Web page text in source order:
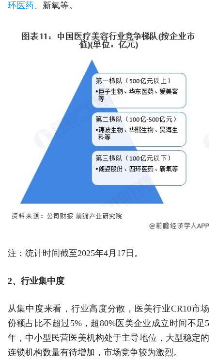
环医药、新氧等。
注：统计时间截至2025年4月17日。
2、行业集中度
从集中度来看，行业高度分散，医美行业CR10市场
份额占比不超过5%，超80%医美企业成立时间不足5
年，中小型民营医美机构处于主导地位，大型稳定的
连锁机构数量有待增加，市场竞争较为激烈。